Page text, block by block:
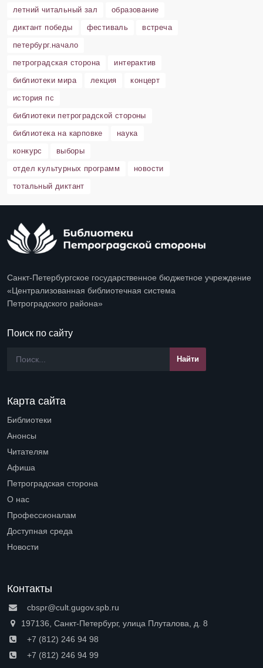
летний читальный зал
образование
диктант победы
фестиваль
встреча
петербург.начало
петроградская сторона
интерактив
библиотеки мира
лекция
концерт
история пс
библиотеки петроградской стороны
библиотека на карповке
наука
конкурс
выборы
отдел культурных программ
новости
тотальный диктант
Санкт-Петербургское государственное бюджетное учреждение
«Централизованная библиотечная система
Петроградского района»
Поиск по сайту
Карта сайта
Библиотеки
Анонсы
Читателям
Афиша
Петроградская сторона
О нас
Профессионалам
Доступная среда
Новости
Контакты
cbspr@cult.gugov.spb.ru
197136, Санкт-Петербург, улица Плуталова, д. 8
+7 (812) 246 94 98
+7 (812) 246 94 99